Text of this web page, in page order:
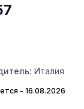
Италия
- 16.08.2026